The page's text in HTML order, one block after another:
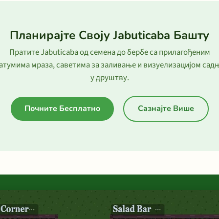
Планирајте Своју Jabuticaba Башту
Пратите Jabuticaba од семена до бербе са прилагођеним
мраза, саветима за заливање и визуелизацијом
у друштву.
Почните Бесплатно Сазнајте Више